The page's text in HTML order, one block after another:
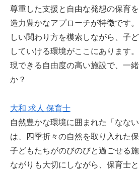
尊重した支援と自由な発想の保育
造力豊かなアプローチが特徴です
しい関わり方を模索しながら、子
していける環境がここにあります
現できる自由度の高い施設で、一
か？
大和 求人 保育士
自然豊かな環境に囲まれた「なな
は、四季折々の自然を取り入れた
子どもたちがのびのびと過ごせる
ながりも大切にしながら、保育士